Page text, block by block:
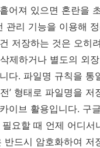
어져 있으면 혼란을
관리 기능을 이용해
저장하는 것은 오히
제하거나 별도의 외
다. 파일명 규칙을
’ 형태로 파일명을
이브 활용입니다. 구
요할 때 언제 어디
드시 암호화하여 저